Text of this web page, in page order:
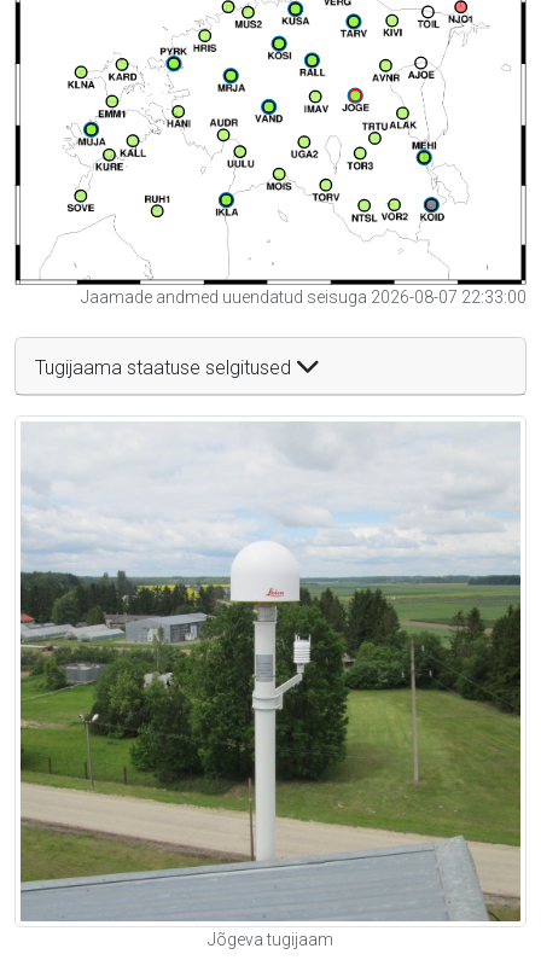
Jaamade andmed uuendatud seisuga 2026-08-07 22:33:00
Tugijaama staatuse selgitused
Jõgeva tugijaam